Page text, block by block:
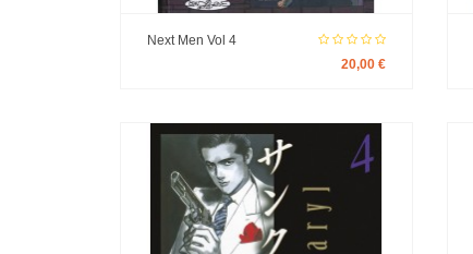
Next Men Vol 4
20,00 €